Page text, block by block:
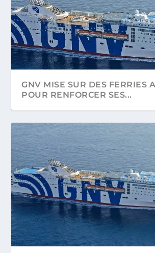
GNV MISE SUR DES FERRIES
POUR RENFORCER SES...